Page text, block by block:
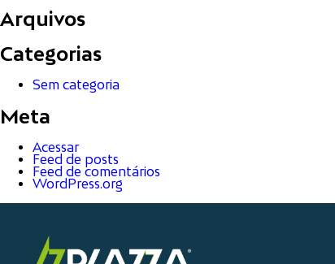
Arquivos
Categorias
Sem categoria
Meta
Acessar
Feed de posts
Feed de comentários
WordPress.org